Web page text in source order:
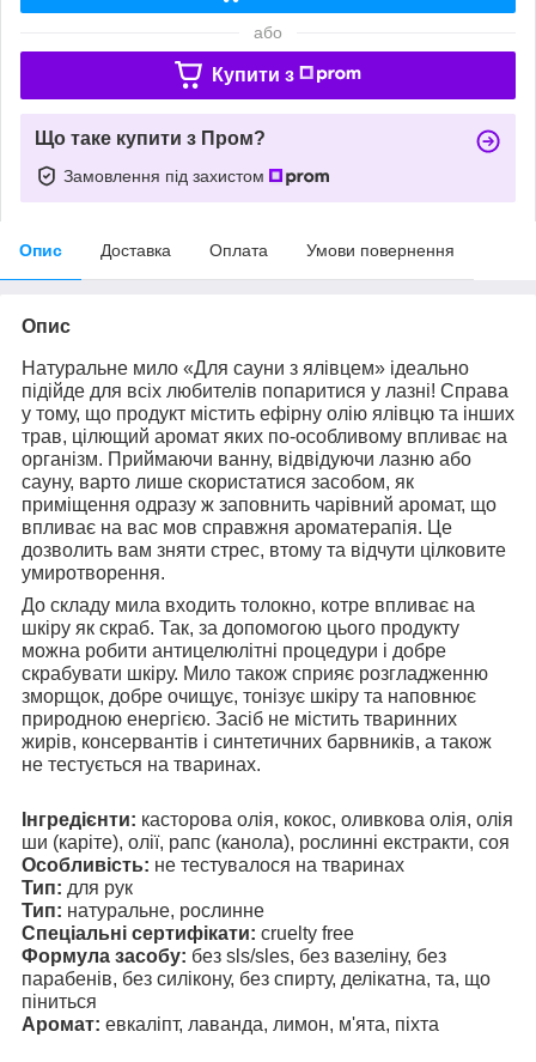
або
Купити з
Що таке купити з Пром?
Замовлення під захистом
Опис Доставка Оплата Умови повернення
Опис
Натуральне мило «Для сауни з ялівцем» ідеально
підійде для всіх любителів попаритися у лазні! Справа
у тому, що продукт містить ефірну олію ялівцю та інших
трав, цілющий аромат яких по-особливому впливає на
організм. Приймаючи ванну, відвідуючи лазню або
сауну, варто лише скористатися засобом, як
приміщення одразу ж заповнить чарівний аромат, що
впливає на вас мов справжня ароматерапія. Це
дозволить вам зняти стрес, втому та відчути цілковите
умиротворення.
До складу мила входить толокно, котре впливає на
шкіру як скраб. Так, за допомогою цього продукту
можна робити антицелюлітні процедури і добре
скрабувати шкіру. Мило також сприяє розгладженню
зморщок, добре очищує, тонізує шкіру та наповнює
природною енергією. Засіб не містить тваринних
жирів, консервантів і синтетичних барвників, а також
не тестується на тваринах.
Інгредієнти: касторова олія, кокос, оливкова олія, олія
ши (каріте), олії, рапс (канола), рослинні екстракти, соя
Особливість: не тестувалося на тваринах
Тип: для рук
Тип: натуральне, рослинне
Спеціальні сертифікати: cruelty free
Формула засобу: без sls/sles, без вазеліну, без
парабенів, без силікону, без спирту, делікатна, та, що
піниться
Аромат: евкаліпт, лаванда, лимон, м'ята, піхта